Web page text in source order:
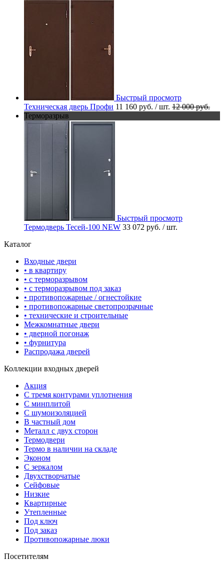
Быстрый просмотр
Техническая дверь Профи 11 160 руб. / шт. 12 000 руб.
Терморазрыв
Быстрый просмотр
Термодверь Тесей-100 NEW 33 072 руб. / шт.
Каталог
Входные двери
• в квартиру
• с терморазрывом
• с терморазрывом под заказ
• противопожарные / огнестойкие
• противопожарные светопрозрачные
• технические и строительные
Межкомнатные двери
• дверной погонаж
• фурнитура
Распродажа дверей
Коллекции входных дверей
Акция
С тремя контурами уплотнения
С минплитой
С шумоизоляцией
В частный дом
Металл с двух сторон
Термодвери
Термо в наличии на складе
Эконом
С зеркалом
Двухстворчатые
Сейфовые
Низкие
Квартирные
Утепленные
Под ключ
Под заказ
Противопожарные люки
Посетителям